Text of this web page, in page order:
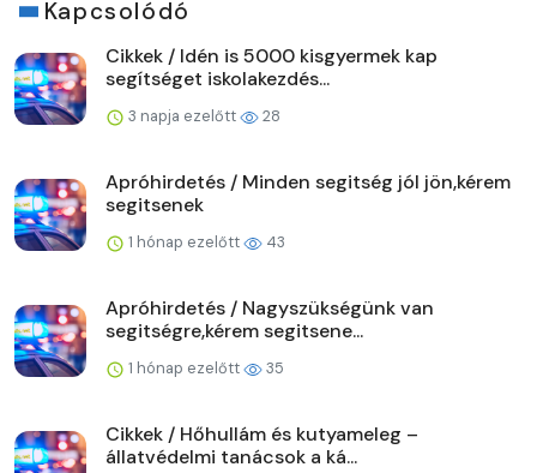
Kapcsolódó
Cikkek / Idén is 5000 kisgyermek kap
segítséget iskolakezdés...
3 napja ezelőtt 28
Apróhirdetés / Minden segitség jól jön,kérem
segitsenek
1 hónap ezelőtt 43
Apróhirdetés / Nagyszükségünk van
segitségre,kérem segitsene...
1 hónap ezelőtt 35
Cikkek / Hőhullám és kutyameleg –
állatvédelmi tanácsok a ká...